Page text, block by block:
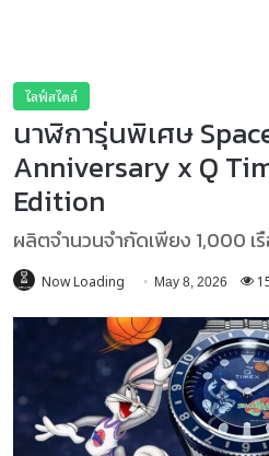
ไลฟ์สไตล์
นาฬิการุ่นพิเศษ
Anniversary x Q
Edition
ผลิตจำนวนจำกัดเพียง 1,000 เ
Now Loading May 8, 2026